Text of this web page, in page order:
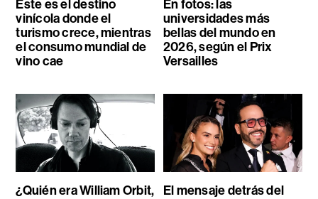
Este es el destino
vinícola donde el
turismo crece, mientras
el consumo mundial de
vino cae
En fotos: las
universidades más
bellas del mundo en
2026, según el Prix
Versailles
¿Quién era William Orbit,
El mensaje detrás del